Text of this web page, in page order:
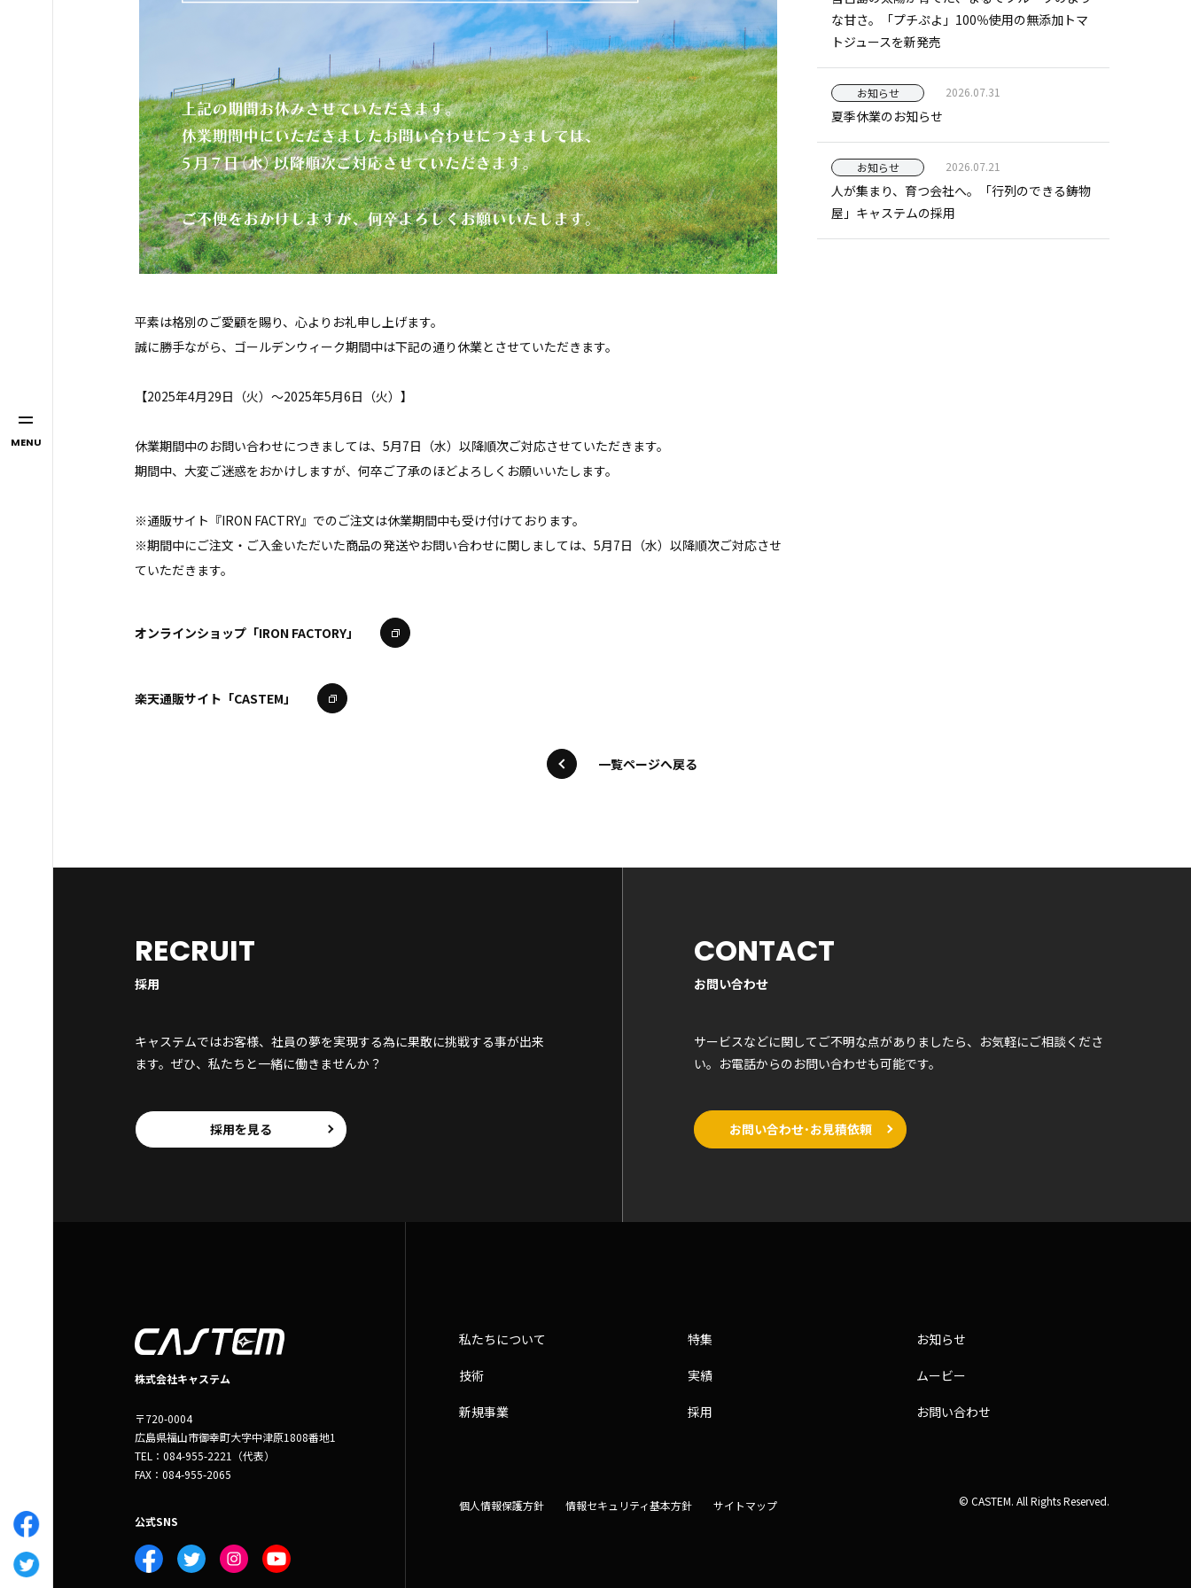
MENU
な甘さ。「プチぷよ」100％使用の無添加トマ
トジュースを新発売
お知らせ 2026.07.31
夏季休業のお知らせ
お知らせ 2026.07.21
人が集まり、育つ会社へ。「行列のできる鋳物
屋」キャステムの採用
平素は格別のご愛顧を賜り、心よりお礼申し上げます。
誠に勝手ながら、ゴールデンウィーク期間中は下記の通り休業とさせていただきます。
【2025年4月29日（火）～2025年5月6日（火）】
休業期間中のお問い合わせにつきましては、5月7日（水）以降順次ご対応させていただきます。
期間中、大変ご迷惑をおかけしますが、何卒ご了承のほどよろしくお願いいたします。
※通販サイト『IRON FACTRY』でのご注文は休業期間中も受け付けております。
※期間中にご注文・ご入金いただいた商品の発送やお問い合わせに関しましては、5月7日（水）以降順次ご対応させ
ていただきます。
オンラインショップ「IRON FACTORY」
楽天通販サイト「CASTEM」
一覧ページへ戻る
RECRUIT
採用
キャステムではお客様、社員の夢を実現する為に果敢に挑戦する事が出来
ます。ぜひ、私たちと一緒に働きませんか？
採用を見る
CONTACT
お問い合わせ
サービスなどに関してご不明な点がありましたら、お気軽にご相談くださ
い。お電話からのお問い合わせも可能です。
お問い合わせ･お見積依頼
株式会社キャステム
〒720-0004
広島県福山市御幸町大字中津原1808番地1
TEL：084-955-2221（代表）
FAX：084-955-2065
公式SNS
私たちについて
技術
新規事業
特集
実績
採用
お知らせ
ムービー
お問い合わせ
個人情報保護方針 情報セキュリティ基本方針 サイトマップ © CASTEM. All Rights Reserved.